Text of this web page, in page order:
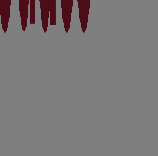
de visitar la tienda de
para disfrutar de una
Te invitamos a
que tenemos para ti este
de las mejores ofertas